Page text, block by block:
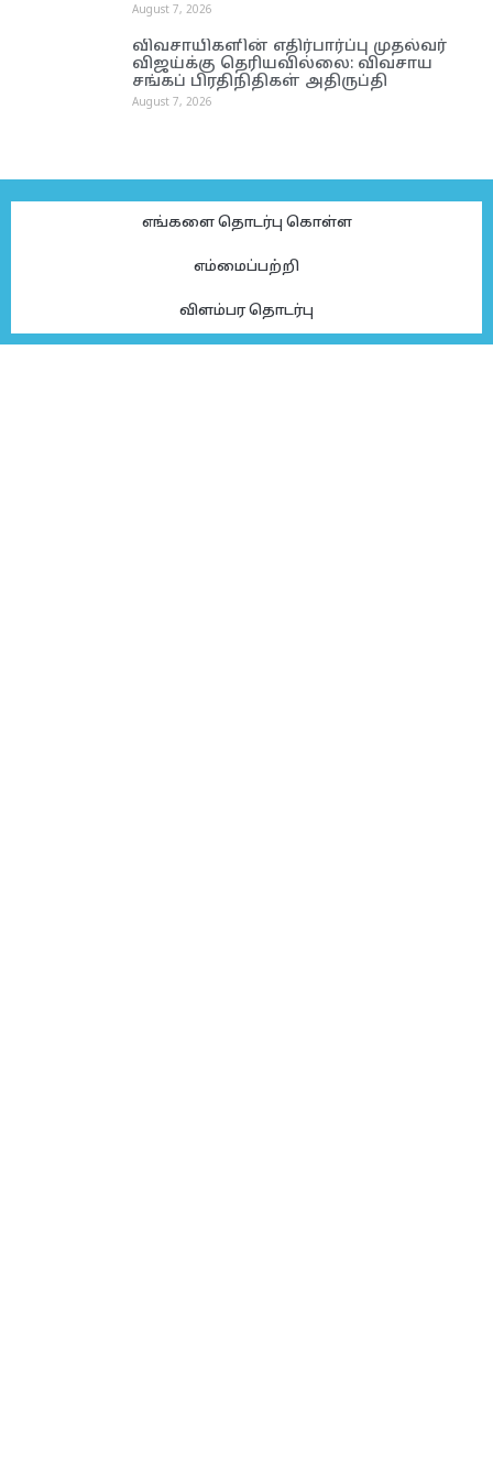
August 7, 2026
விவசாயிகளின் எதிர்பார்ப்பு முதல்வர்
விஜய்க்கு தெரியவில்லை: விவசாய
சங்கப் பிரதிநிதிகள் அதிருப்தி
August 7, 2026
எங்களை தொடர்பு கொள்ள
எம்மைப்பற்றி
விளம்பர தொடர்பு